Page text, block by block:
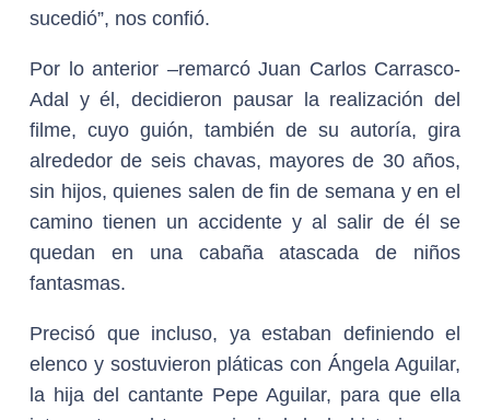
sucedió”, nos confió.
Por lo anterior –remarcó Juan Carlos Carrasco-
Adal y él, decidieron pausar la realización del
filme, cuyo guión, también de su autoría, gira
alrededor de seis chavas, mayores de 30 años,
sin hijos, quienes salen de fin de semana y en el
camino tienen un accidente y al salir de él se
quedan en una cabaña atascada de niños
fantasmas.
Precisó que incluso, ya estaban definiendo el
elenco y sostuvieron pláticas con Ángela Aguilar,
la hija del cantante Pepe Aguilar, para que ella